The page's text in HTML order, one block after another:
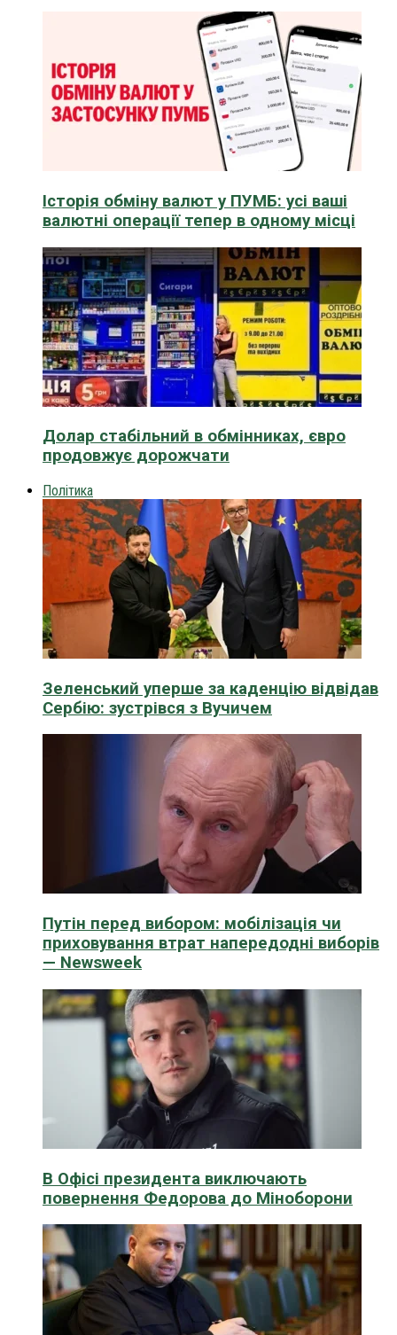
Історія обміну валют у ПУМБ: усі ваші
валютні операції тепер в одному місці
Долар стабільний в обмінниках, євро
продовжує дорожчати
Політика
Зеленський уперше за каденцію відвідав
Сербію: зустрівся з Вучичем
Путін перед вибором: мобілізація чи
приховування втрат напередодні виборів
— Newsweek
В Офісі президента виключають
повернення Федорова до Міноборони